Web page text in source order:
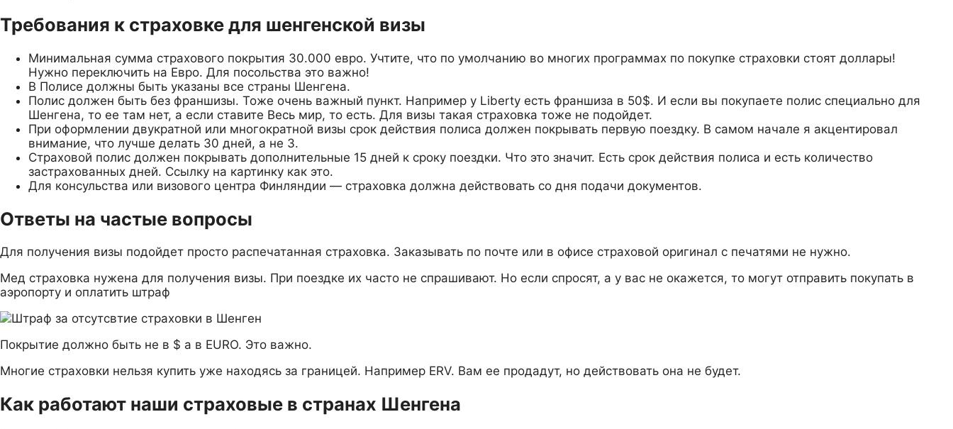
Требования к страховке для шенгенской визы
Минимальная сумма страхового покрытия 30.000 евро. Учтите, что по умолчанию во многих программах по покупке страховки стоят доллары!
Нужно переключить на Евро. Для посольства это важно!
В Полисе должны быть указаны все страны Шенгена.
Полис должен быть без франшизы. Тоже очень важный пункт. Например у Liberty есть франшиза в 50$. И если вы покупаете полис специально для
Шенгена, то ее там нет, а если ставите Весь мир, то есть. Для визы такая страховка тоже не подойдет.
При оформлении двукратной или многократной визы срок действия полиса должен покрывать первую поездку. В самом начале я акцентировал
внимание, что лучше делать 30 дней, а не 3.
Страховой полис должен покрывать дополнительные 15 дней к сроку поездки. Что это значит. Есть срок действия полиса и есть количество
застрахованных дней. Ссылку на картинку как это.
Для консульства или визового центра Финляндии — страховка должна действовать со дня подачи документов.
Ответы на частые вопросы
Для получения визы подойдет просто распечатанная страховка. Заказывать по почте или в офисе страховой оригинал с печатями не нужно.
Мед страховка нужена для получения визы. При поездке их часто не спрашивают. Но если спросят, а у вас не окажется, то могут отправить покупать в
аэропорту и оплатить штраф
Покрытие должно быть не в $ а в EURO. Это важно.
Многие страховки нельзя купить уже находясь за границей. Например ERV. Вам ее продадут, но действовать она не будет.
Как работают наши страховые в странах Шенгена